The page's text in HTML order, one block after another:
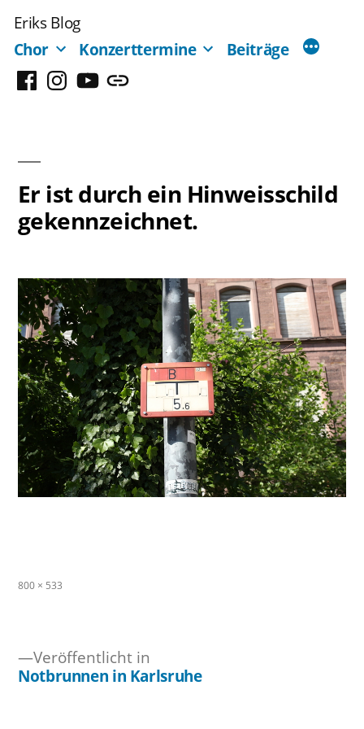
Inhalt
springen
Eriks Blog
Chor
Konzerttermine Beiträge
FacebookInstagram
YouTubeMastodon
Er ist durch ein Hinweisschild
gekennzeichnet.
Originalgröße
800 × 533
Veröffentlicht in
Notbrunnen in Karlsruhe